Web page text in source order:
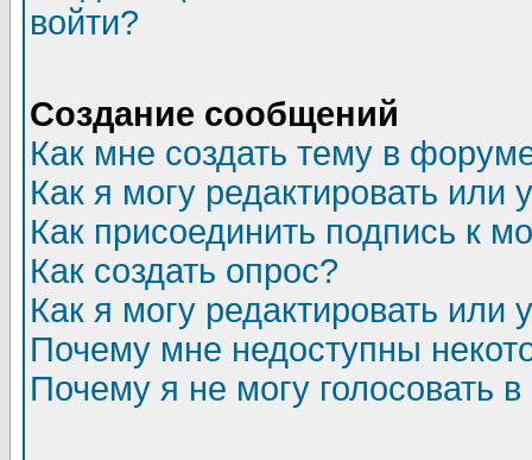
войти?
Создание сообщений
Как мне создать тему в
Как я могу редактировать или
Как присоединить подпись к
Как создать опрос?
Как я могу редактировать или
Почему мне недоступны
Почему я не могу голосовать